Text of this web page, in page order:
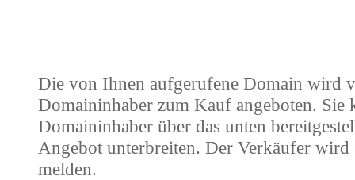
Die von Ihnen aufgerufene Domain wird
Domaininhaber zum Kauf angeboten. Sie
Domaininhaber über das unten
Angebot unterbreiten. Der Verkäufer wird
melden.